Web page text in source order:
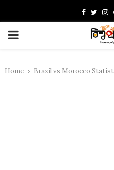
PRIMARY
Home Brazil vs Morocco